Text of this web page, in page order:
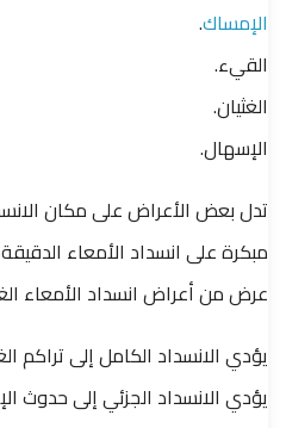
الإمساك.
القيء.
الغثيان.
الإسهال.
تدل بعض الأعراض على مكان
مبكرة على انسداد الأمعاء
عرض من أعراض انسداد الأمعاء
يؤدي الانسداد الكامل إلى تراكم
يؤدي الانسداد الجزئي إلى حدوث